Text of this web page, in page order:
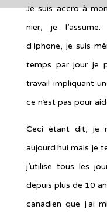
Je suis accro à
nier, je
d’Iphone, je suis
temps par jour je
travail impliquant
ce n’est pas pour
Ceci étant dit, je
aujourd’hui mais je
j’utilise tous les
depuis plus de 10
canadien que j’ai